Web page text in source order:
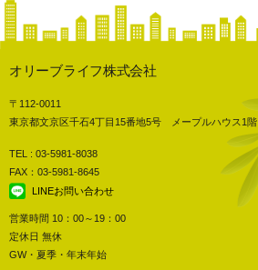
オリーブライフ株式会社
〒112-0011
東京都文京区千石4丁目15番地5号 メープルハウス1階
TEL : 03-5981-8038
FAX：03-5981-8645
LINEお問い合わせ
営業時間 10：00～19：00
定休日 無休
GW・夏季・年末年始